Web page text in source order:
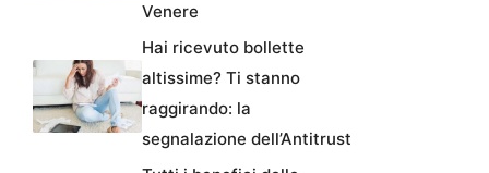
Venere
Hai ricevuto bollette
altissime? Ti stanno
raggirando: la
segnalazione dell’Antitrust